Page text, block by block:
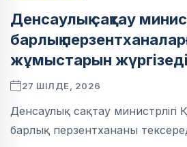
Денсаулық сақтау
барлық
жұмыстарын жүргізеді
27 ШІЛДЕ, 2026
Денсаулық сақтау министрлігі
барлық перзентхананы